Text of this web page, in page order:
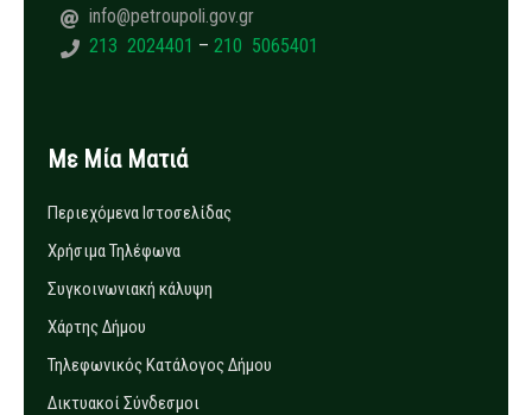
info@petroupoli.gov.gr
213 2024401 – 210 5065401
Με Μία Ματιά
Περιεχόμενα Ιστοσελίδας
Χρήσιμα Τηλέφωνα
Συγκοινωνιακή κάλυψη
Χάρτης Δήμου
Τηλεφωνικός Κατάλογος Δήμου
Δικτυακοί Σύνδεσμοι